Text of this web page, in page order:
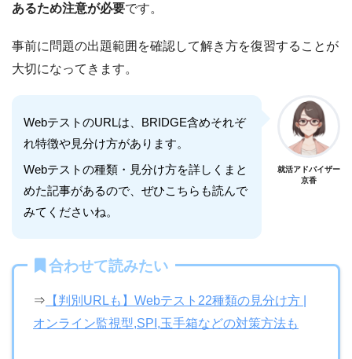
あるため注意が必要です。
事前に問題の出題範囲を確認して解き方を復習することが
大切になってきます。
WebテストのURLは、BRIDGE含めそれぞ
れ特徴や見分け方があります。
Webテストの種類・見分け方を詳しくまと
めた記事があるので、ぜひこちらも読んで
みてくださいね。
就活アドバイザー
京香
合わせて読みたい
⇒ 【判別URLも】Webテスト22種類の見分け方 |
オンライン監視型,SPI,玉手箱などの対策方法も